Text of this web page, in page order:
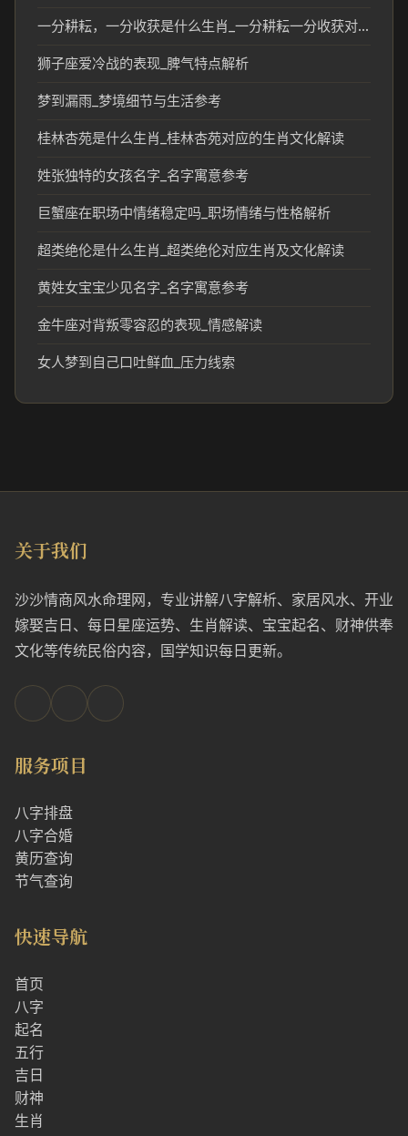
一分耕耘，一分收获是什么生肖_一分耕耘一分收获对应的生肖寓意解析
狮子座爱冷战的表现_脾气特点解析
梦到漏雨_梦境细节与生活参考
桂林杏苑是什么生肖_桂林杏苑对应的生肖文化解读
姓张独特的女孩名字_名字寓意参考
巨蟹座在职场中情绪稳定吗_职场情绪与性格解析
超类绝伦是什么生肖_超类绝伦对应生肖及文化解读
黄姓女宝宝少见名字_名字寓意参考
金牛座对背叛零容忍的表现_情感解读
女人梦到自己口吐鲜血_压力线索
关于我们
沙沙情商风水命理网，专业讲解八字解析、家居风水、开业
嫁娶吉日、每日星座运势、生肖解读、宝宝起名、财神供奉
文化等传统民俗内容，国学知识每日更新。
服务项目
八字排盘
八字合婚
黄历查询
节气查询
快速导航
首页
八字
起名
五行
吉日
财神
生肖